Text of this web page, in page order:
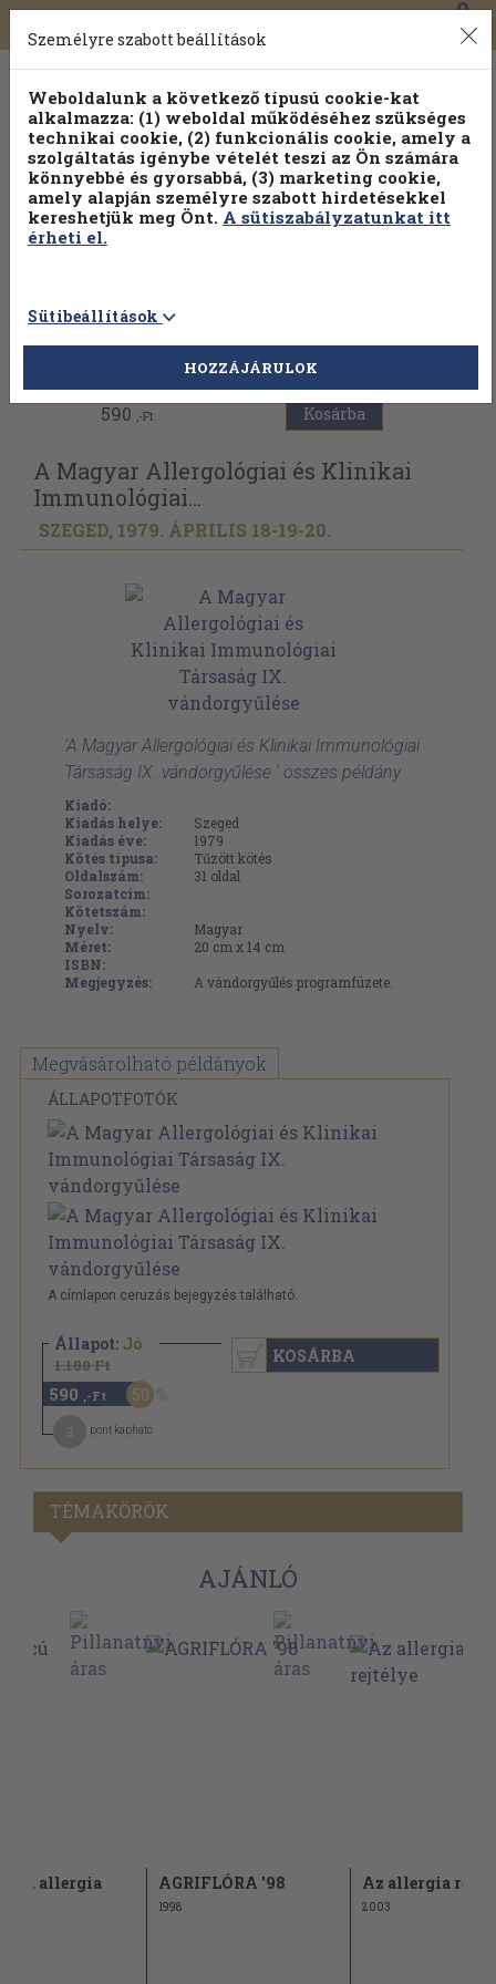
Toggle
navigation
0
Vissza az előző oldalra
590 ,-Ft Kosárba
A Magyar Allergológiai és Klinikai
Immunológiai...
SZEGED, 1979. ÁPRILIS 18-19-20.
'A Magyar Allergológiai és Klinikai Immunológiai
Társaság IX. vándorgyűlése ' összes példány
Kiadó:
Kiadás helye:
Szeged
Kiadás éve:
1979
Kötés típusa:
Tűzött kötés
Oldalszám:
31 oldal
Sorozatcím:
Kötetszám:
Nyelv:
Magyar
Méret:
20 cm x 14 cm
ISBN:
Megjegyzés:
A vándorgyűlés programfüzete.
Megvásárolható példányok
ÁLLAPOTFOTÓK
A címlapon ceruzás bejegyzés található.
Állapot: Jó
1.180 Ft
590 ,-Ft 50
pont kapható
KOSÁRBA
TÉMAKÖRÖK
AJÁNLÓ
allergia AGRIFLÓRA '98
1998
Az allergia
2003
Személyre szabott beállítások
Weboldalunk a következő típusú cookie-kat
alkalmazza: (1) weboldal működéséhez szükséges
technikai cookie, (2) funkcionális cookie, amely a
szolgáltatás igénybe vételét teszi az Ön számára
könnyebbé és gyorsabbá, (3) marketing cookie,
amely alapján személyre szabott hirdetésekkel
kereshetjük meg Önt. A sütiszabályzatunkat itt
érheti el.
Sütibeállítások
HOZZÁJÁRULOK